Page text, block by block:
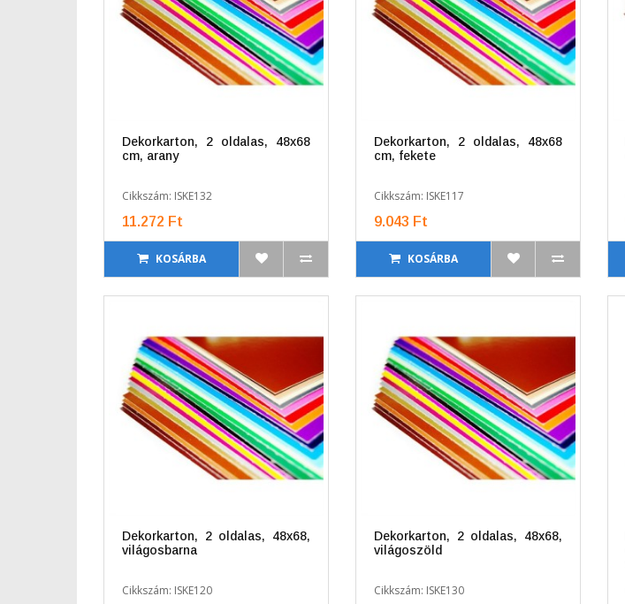
Dekorkarton, 2 oldalas, 48x68
cm, arany
Cikkszám: ISKE132
11.272 Ft
KOSÁRBA
Dekorkarton, 2 oldalas, 48x68
cm, fekete
Cikkszám: ISKE117
9.043 Ft
KOSÁRBA
Dekorkarton, 2 oldalas, 48x68,
világosbarna
Cikkszám: ISKE120
Dekorkarton, 2 oldalas, 48x68,
világoszöld
Cikkszám: ISKE130